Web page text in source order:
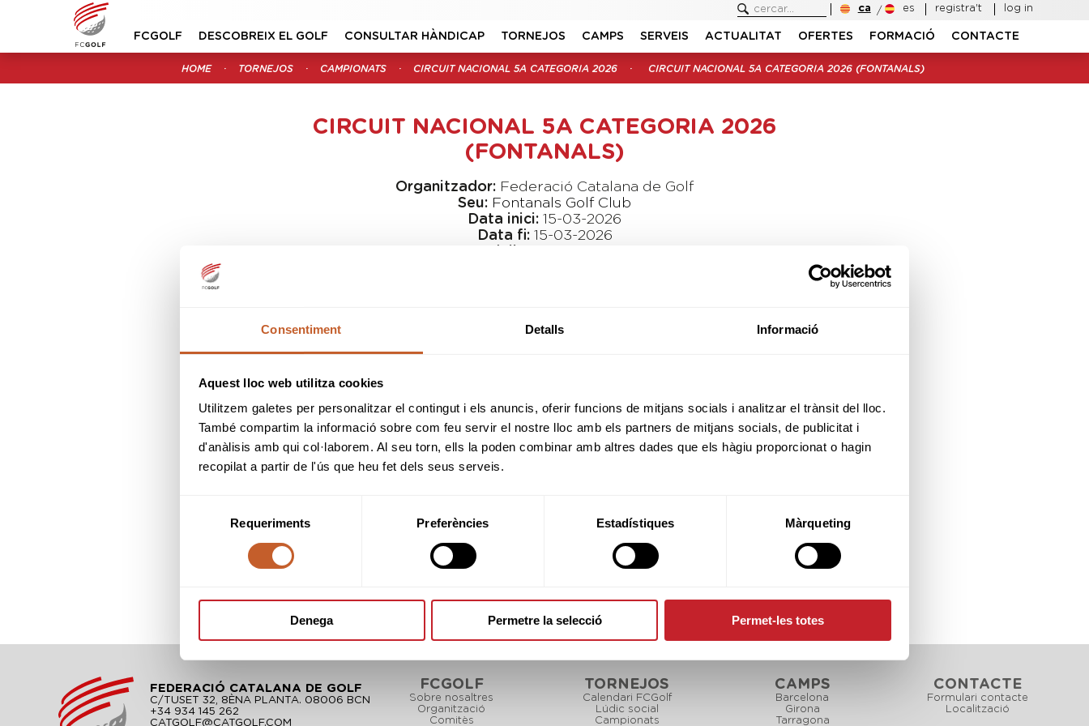
Consentiment Detalls Informació
Aquest lloc web utilitza cookies
Utilitzem galetes per personalitzar el contingut i els anuncis, oferir funcions de mitjans socials i analitzar el trànsit del lloc.
També compartim la informació sobre com feu servir el nostre lloc amb els partners de mitjans socials, de publicitat i
d'anàlisis amb qui col·laborem. Al seu torn, ells la poden combinar amb altres dades que els hàgiu proporcionat o hagin
recopilat a partir de l'ús que heu fet dels seus serveis.
consentiment
Requeriments Preferències Estadístiques Màrqueting
Denega Permetre la selecció Permet-les totes
ca es registra't log in
FCGOLF DESCOBREIX EL GOLF CONSULTAR HÀNDICAP TORNEJOS CAMPS SERVEIS ACTUALITAT OFERTES FORMACIÓ CONTACTE
HOME TORNEJOS CAMPIONATS CIRCUIT NACIONAL 5A CATEGORIA 2026 CIRCUIT NACIONAL 5A CATEGORIA 2026 (FONTANALS)
CIRCUIT NACIONAL 5A CATEGORIA 2026
(FONTANALS)
Organitzador: Federació Catalana de Golf
Seu: Fontanals Golf Club
Data inici: 15-03-2026
Data fi: 15-03-2026
SPONSORS
FEDERACIÓ CATALANA DE GOLF
C/TUSET 32, 8ÈNA PLANTA. 08006 BCN
+34 934 145 262
CATGOLF@CATGOLF.COM
FCGOLF
Sobre nosaltres
Organització
Comitès
TORNEJOS
Calendari FCGolf
Lúdic social
Campionats
CAMPS
Barcelona
Girona
Tarragona
CONTACTE
Formulari contacte
Localització